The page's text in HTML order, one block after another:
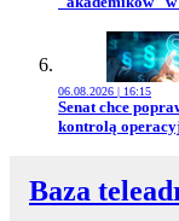
06.08.2026 | 16:15
Przejdź do
Senat chce
kontrolą
Baza